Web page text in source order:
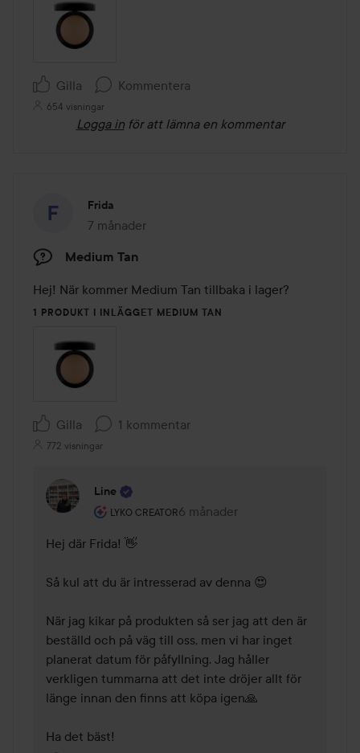
Gilla Kommentera
654 visningar
Logga in för att lämna en kommentar
Frida
7 månader
Inlägget skapades 7 månader
Medium Tan
1 PRODUKT I INLÄGGET MEDIUM TAN
Gilla 1 kommentar
772 visningar
Line
LYKO CREATOR
Användarens roll: Lyko Creator.
6 månader
Kommentaren lades 6 månader
Hej där Frida! 👋
Så kul att du är intresserad av denna 😍
När jag kikar på produkten så ser jag att den är
beställd och på väg till oss, men vi har inget
planerat datum för påfyllning. Jag håller
verkligen tummarna att det inte dröjer allt för
länge innan den finns att köpa igen🙏
Ha det bäst!